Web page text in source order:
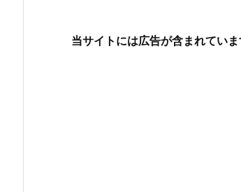
当サイトには広告が含まれていま